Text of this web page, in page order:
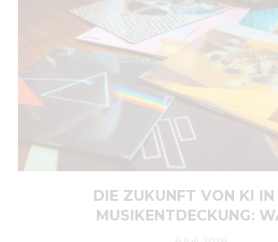
DIE ZUKUNFT VON KI IN
MUSIKENTDECKUNG: